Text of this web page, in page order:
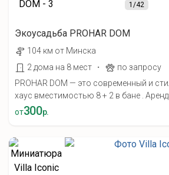
1/42
Экоусадьба PROHAR DOM
104 км от Минска
2 дома на 8 мест
·
по запросу
PROHAR DOM — это современный и
хаус вместимостью 8 + 2 в бане .
от300р.